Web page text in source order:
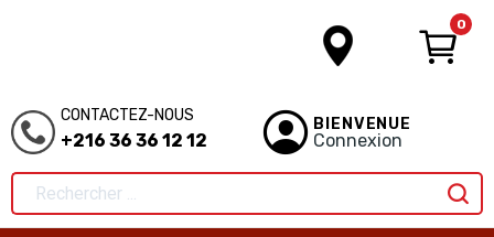
0
CONTACTEZ-NOUS
+216 36 36 12 12
BIENVENUE
Connexion